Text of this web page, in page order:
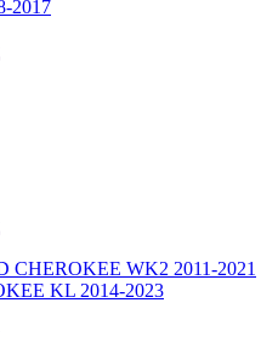
2017
CHEROKEE WK2 2011-2021
KL 2014-2023